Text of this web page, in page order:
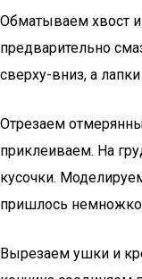
Обматываем хвост
предварительно
сверху-вниз, а
Отрезаем
приклеиваем. На
кусочки.
пришлось
Вырезаем ушки и